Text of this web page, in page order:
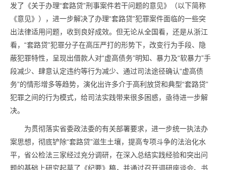
发了《关于办理“套路贷”刑事案件若干问题的意见》（以下简称
《意见》），进一步解决了办理“套路贷”犯罪案件面临的一些突
出法律适用问题，收到良好成效。但无论从全国看，还是从浙江
看，“套路贷”犯罪分子在高压严打的形势下，改变行为手段、隐
蔽犯罪特性，呈现出借款人对“虚高债务”明知、暴力及“软暴力”手
段减少、肆意认定违约等行为减少、通过司法途径确认“虚高债
务”的情形增多等趋势，演化出许多介于高利放贷和典型“套路贷”
犯罪之间的行为模式，给司法实践带来很多困惑，亟待进一步解
决。
为贯彻落实省委政法委的有关部署要求，进一步统一执法办
案思想，彻底铲除“套路贷”滋生土壤，提高专项斗争的法治化水
平，省公检法三家经过充分调研，在深入总结实践经验和突出问
题的基础上研究起草了《纪要》稿，并通过召开调研座谈会、书